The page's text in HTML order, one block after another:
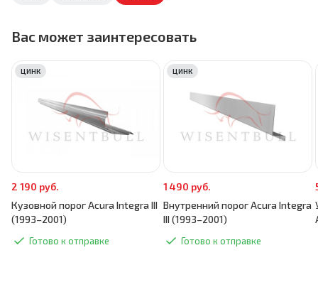
Вас может заинтересовать
2 190 руб.
Кузовной порог Acura Integra III
(1993–2001)
Готово к отправке
ЦИНК
1 490 руб.
Внутренний порог Acura Integra
III (1993–2001)
Готово к отправке
ЦИНК